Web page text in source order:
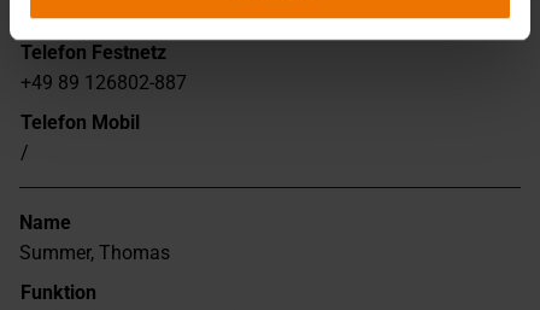
wt@slv-muenchen.de
Telefon Festnetz
+49 89 126802-887
Telefon Mobil
/
Name
Summer, Thomas
Funktion